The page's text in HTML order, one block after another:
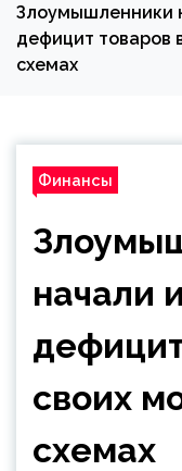
Злоумышленники
дефицит товаров
схемах
Финансы
начали
своих
схемах